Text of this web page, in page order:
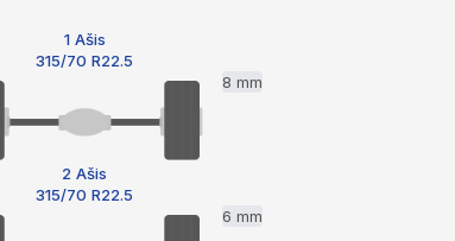
1 Ašis
315/70 R22.5
8 mm
2 Ašis
315/70 R22.5
6 mm